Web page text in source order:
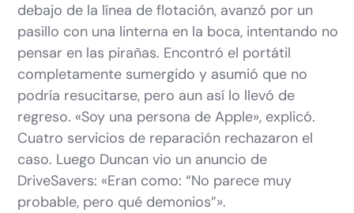
debajo de la línea de flotación, avanzó por un
pasillo con una linterna en la boca, intentando no
pensar en las pirañas. Encontró el portátil
completamente sumergido y asumió que no
podría resucitarse, pero aun así lo llevó de
regreso. «Soy una persona de Apple», explicó.
Cuatro servicios de reparación rechazaron el
caso. Luego Duncan vio un anuncio de
DriveSavers: «Eran como: “No parece muy
probable, pero qué demonios”».